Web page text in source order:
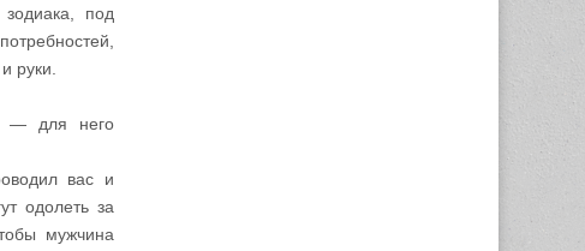
под
руки.
— для него
вас и
одолеть за
мужчина